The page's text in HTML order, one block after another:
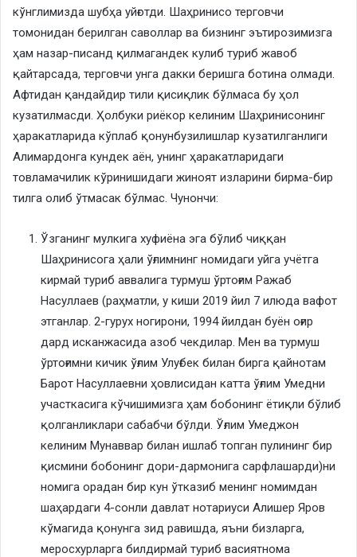
кўнглимизда шубҳа уйғотди. Шаҳринисо терговчи
томонидан берилган саволлар ва бизнинг эътирозимизга
ҳам назар-писанд қилмагандек кулиб туриб жавоб
қайтарсада, терговчи унга дакки беришга ботина олмади.
Афтидан қандайдир тили қисиқлик бўлмаса бу ҳол
кузатилмасди. Ҳолбуки риёкор келиним Шаҳринисонинг
ҳаракатларида кўплаб қонунбузилишлар кузатилганлиги
Алимардонга кундек аён, унинг ҳаракатларидаги
товламачилик кўринишидаги жиноят изларини бирма-бир
тилга олиб ўтмасак бўлмас. Чунончи:
Ўзганинг мулкига хуфиёна эга бўлиб чиққан
Шаҳринисога ҳали ўғлимнинг номидаги уйга учётга
кирмай туриб аввалига турмуш ўртоғим Ражаб
Насуллаев (раҳматли, у киши 2019 йил 7 илюда вафот
этганлар. 2-гурух ногирони, 1994 йилдан буён оғир
дард исканжасида азоб чекдилар. Мен ва турмуш
ўртоғимни кичик ўғлим Улуғбек билан бирга қайнотам
Барот Насуллаевни ҳовлисидан катта ўғлим Умедни
участкасига кўчишимизга ҳам бобонинг ётиқли бўлиб
қолганликлари сабабчи бўлди. Ўғлим Умеджон
келиним Мунаввар билан ишлаб топган пулининг бир
қисмини бобонинг дори-дармонига сарфлашарди)ни
номига орадан бир кун ўтказиб менинг номимдан
шаҳардаги 4-сонли давлат нотариуси Алишер Яров
кўмагида қонунга зид равишда, яъни бизларга,
меросхурларга билдирмай туриб васиятнома